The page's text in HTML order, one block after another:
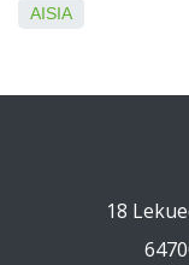
AISIA
18